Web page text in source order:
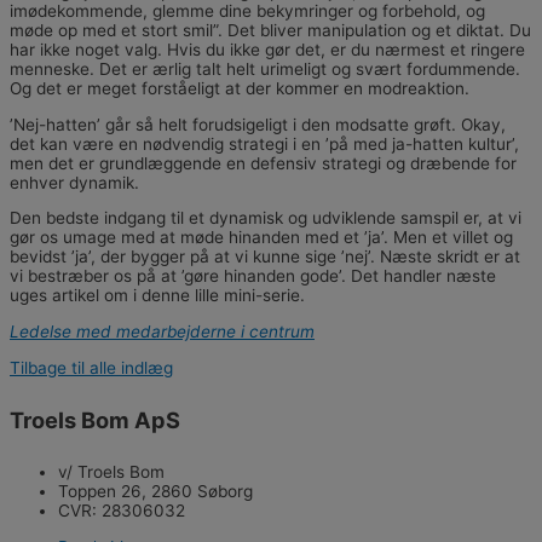
imødekommende, glemme dine bekymringer og forbehold, og
møde op med et stort smil”. Det bliver manipulation og et diktat. Du
har ikke noget valg. Hvis du ikke gør det, er du nærmest et ringere
menneske. Det er ærlig talt helt urimeligt og svært fordummende.
Og det er meget forståeligt at der kommer en modreaktion.
’Nej-hatten’ går så helt forudsigeligt i den modsatte grøft. Okay,
det kan være en nødvendig strategi i en ’på med ja-hatten kultur’,
men det er grundlæggende en defensiv strategi og dræbende for
enhver dynamik.
Den bedste indgang til et dynamisk og udviklende samspil er, at vi
gør os umage med at møde hinanden med et ’ja’. Men et villet og
bevidst ’ja’, der bygger på at vi kunne sige ’nej’. Næste skridt er at
vi bestræber os på at ’gøre hinanden gode’. Det handler næste
uges artikel om i denne lille mini-serie.
Ledelse med medarbejderne i centrum
Tilbage til alle indlæg
Troels Bom ApS
v/ Troels Bom
Toppen 26, 2860 Søborg
CVR: 28306032